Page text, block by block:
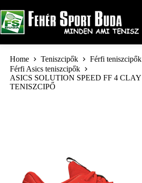
to
content
Home Teniszcipők
Férfi teniszcipők
Férfi Asics teniszcipők
ASICS SOLUTION SPEED FF 4 CLAY
TENISZCIPŐ